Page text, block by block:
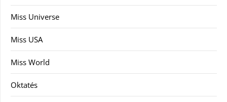
Miss Universe
Miss USA
Miss World
Oktatés